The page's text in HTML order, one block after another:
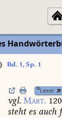
Bd. 1, Sp. 1
NLexer
vgl. Mart.
stehtes auch